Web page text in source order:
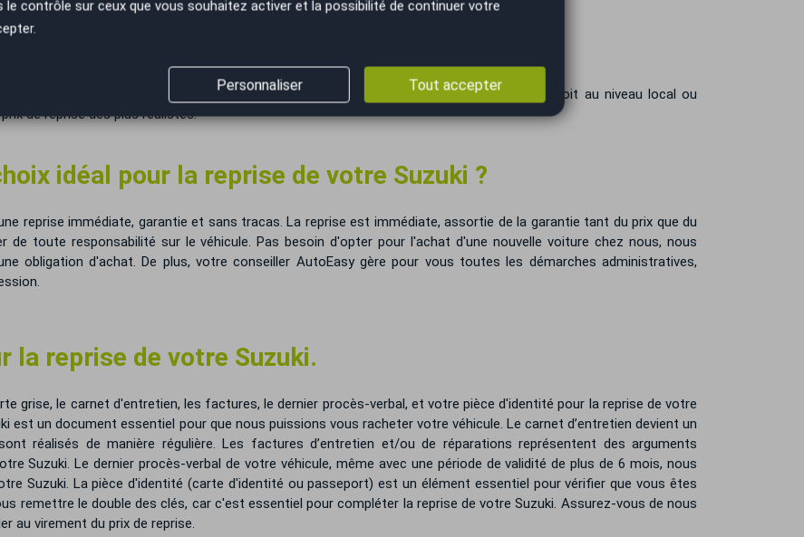
Suzuki
ces spécificités. Il consultera aussi les cotes auto variées et les annonces, que ce soit au niveau local ou
de reprise des plus réalistes.
idéal pour la reprise de votre Suzuki ?
reprise immédiate, garantie et sans tracas. La reprise est immédiate, assortie de la garantie tant du prix que du
toute responsabilité sur le véhicule. Pas besoin d'opter pour l'achat d'une nouvelle voiture chez nous, nous
obligation d'achat. De plus, votre conseiller AutoEasy gère pour vous toutes les démarches administratives,
la reprise de votre Suzuki.
grise, le carnet d'entretien, les factures, le dernier procès-verbal, et votre pièce d'identité pour la reprise de votre
est un document essentiel pour que nous puissions vous racheter votre véhicule. Le carnet d’entretien devient un
réalisés de manière régulière. Les factures d’entretien et/ou de réparations représentent des arguments
Suzuki. Le dernier procès-verbal de votre véhicule, même avec une période de validité de plus de 6 mois, nous
Suzuki. La pièce d'identité (carte d'identité ou passeport) est un élément essentiel pour vérifier que vous êtes
remettre le double des clés, car c'est essentiel pour compléter la reprise de votre Suzuki. Assurez-vous de nous
au virement du prix de reprise.
le contrôle sur ceux que vous souhaitez activer et la possibilité de continuer votre
Tout accepter
Personnaliser